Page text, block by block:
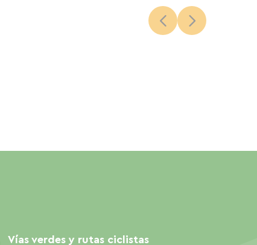
Vías verdes y rutas ciclistas